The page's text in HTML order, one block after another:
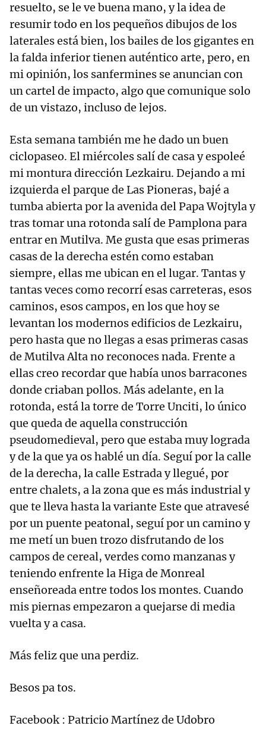
resuelto, se le ve buena mano, y la idea de
resumir todo en los pequeños dibujos de los
laterales está bien, los bailes de los gigantes en
la falda inferior tienen auténtico arte, pero, en
mi opinión, los sanfermines se anuncian con
un cartel de impacto, algo que comunique solo
de un vistazo, incluso de lejos.
Esta semana también me he dado un buen
ciclopaseo. El miércoles salí de casa y espoleé
mi montura dirección Lezkairu. Dejando a mi
izquierda el parque de Las Pioneras, bajé a
tumba abierta por la avenida del Papa Wojtyla y
tras tomar una rotonda salí de Pamplona para
entrar en Mutilva. Me gusta que esas primeras
casas de la derecha estén como estaban
siempre, ellas me ubican en el lugar. Tantas y
tantas veces como recorrí esas carreteras, esos
caminos, esos campos, en los que hoy se
levantan los modernos edificios de Lezkairu,
pero hasta que no llegas a esas primeras casas
de Mutilva Alta no reconoces nada. Frente a
ellas creo recordar que había unos barracones
donde criaban pollos. Más adelante, en la
rotonda, está la torre de Torre Unciti, lo único
que queda de aquella construcción
pseudomedieval, pero que estaba muy lograda
y de la que ya os hablé un día. Seguí por la calle
de la derecha, la calle Estrada y llegué, por
entre chalets, a la zona que es más industrial y
que te lleva hasta la variante Este que atravesé
por un puente peatonal, seguí por un camino y
me metí un buen trozo disfrutando de los
campos de cereal, verdes como manzanas y
teniendo enfrente la Higa de Monreal
enseñoreada entre todos los montes. Cuando
mis piernas empezaron a quejarse di media
vuelta y a casa.
Más feliz que una perdiz.
Besos pa tos.
Facebook : Patricio Martínez de Udobro